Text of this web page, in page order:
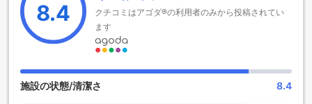
ターテイメント施設
マイフラワーグランドホテルコラートは、ナコーンラーチャ
シーマーに位置し、多彩なエンターテイメント施設を提供し
ています。ホテル内にはショップや庭園があり、滞在中に楽
しむことができます。
8.4
クチコミはアゴダ®の利用者のみから投稿されてい
ます
施設の状態/清潔さ 8.4